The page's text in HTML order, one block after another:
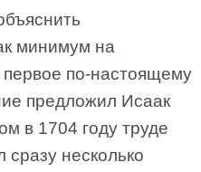
минимум на
первое по-настоящему
предложил Исаак
в 1704 году труде
несколько